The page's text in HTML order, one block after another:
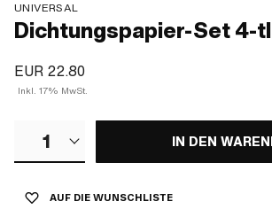
UNIVERSAL
Dichtungspapier-Set 4-
EUR 22.80
Inkl. 17% MwSt.
1 IN DEN
AUF DIE WUNSCHLISTE